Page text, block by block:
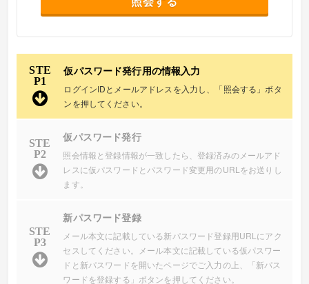
STE
P1
仮パスワード発行用の情報入力
ログインIDとメールアドレスを入力し、「照会する」ボタ
ンを押してください。
STE
P2
仮パスワード発行
照会情報と登録情報が一致したら、登録済みのメールアド
レスに仮パスワードとパスワード変更用のURLをお送りし
ます。
STE
P3
新パスワード登録
メール本文に記載している新パスワード登録用URLにアク
セスしてください。メール本文に記載している仮パスワー
ドと新パスワードを開いたページでご入力の上、「新パス
ワードを登録する」ボタンを押してください。